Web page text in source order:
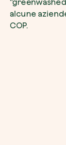
alcune
COP.